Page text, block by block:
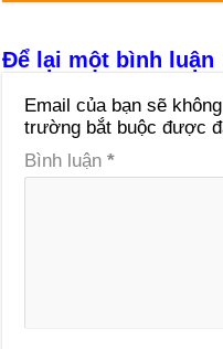
Để lại một bình luận
Email của bạn sẽ
trường bắt buộc được
Bình luận*